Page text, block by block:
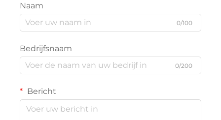
Naam
0/100
Bedrijfsnaam
0/200
Bericht